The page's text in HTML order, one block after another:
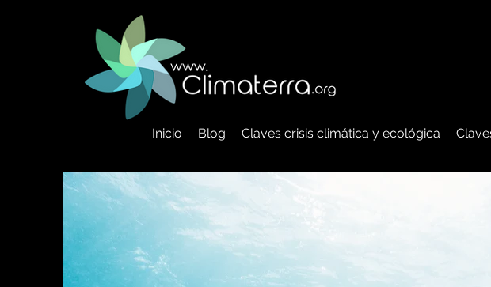
Inicio Blog Claves crisis climática y ecológica